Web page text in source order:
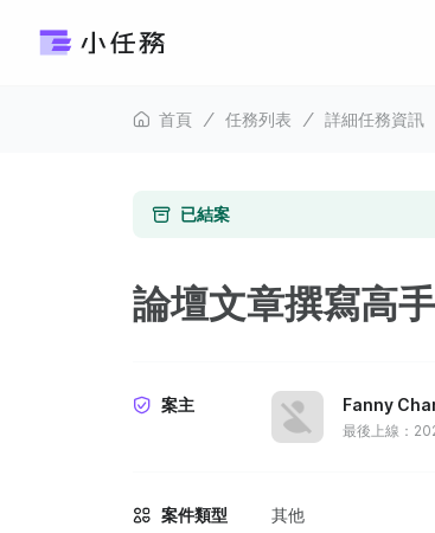
首頁 任務列表 詳細任務資訊
已結案
論壇文章撰寫高
案主 Fanny
最後上線：
案件類型 其他